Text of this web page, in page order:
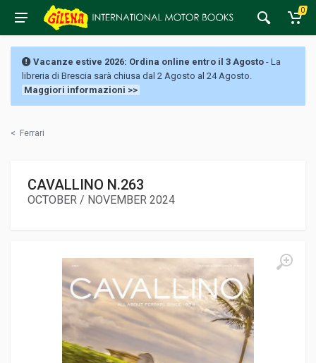
0
Vacanze estive 2026: Ordina online entro il 3 Agosto - La
libreria di Brescia sarà chiusa dal 2 Agosto al 24 Agosto.
Maggiori informazioni >>
< Ferrari
CAVALLINO N.263
OCTOBER / NOVEMBER 2024